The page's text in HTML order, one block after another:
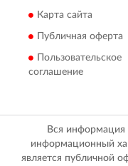
Карта сайта
Публичная оферта
Пользовательское
соглашение
Вся информация
информационный
является публичной